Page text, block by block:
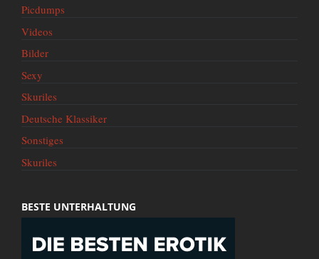
Picdumps
Videos
Bilder
Sexy
Skuriles
Deutsche Klassiker
Sonstiges
Skuriles
BESTE UNTERHALTUNG